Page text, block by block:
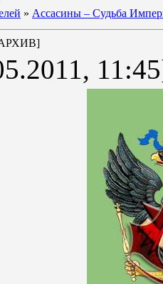
» Ассасины – Судьба